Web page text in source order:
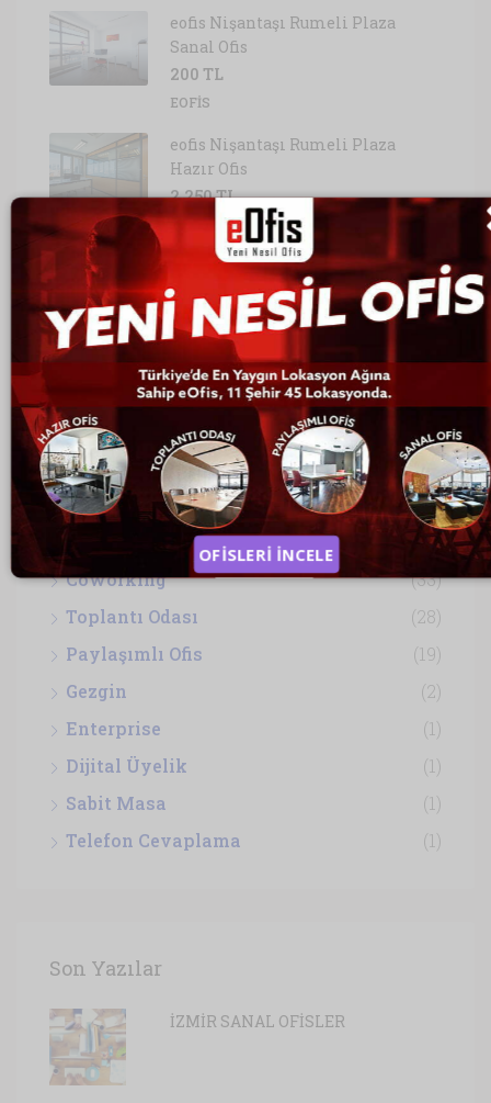
eofis Nişantaşı Rumeli Plaza
Sanal Ofis
200 TL
EOFIS
eofis Nişantaşı Rumeli Plaza
Hazır Ofis
2,250 TL
EOFIS
eofis Şişli Nurol Tower Hazır Ofis
1,200 TL
EOFIS
Ofis Kategorileri
Hazır Ofis
(74)
(36)
Coworking
(33)
Toplantı Odası
(28)
Paylaşımlı Ofis
(19)
Gezgin
(2)
Enterprise
(1)
Dijital Üyelik
(1)
Sabit Masa
(1)
Telefon Cevaplama
(1)
Son Yazılar
İZMİR SANAL OFİSLER
OFİSLERİ İNCELE